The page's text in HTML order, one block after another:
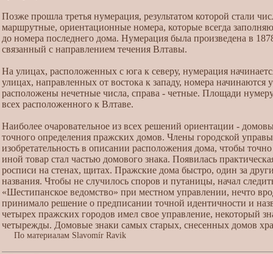
Позже прошла третья нумерация, результатом которой стали
маршрутные, ориентационные номера, которые всегда
до номера последнего дома. Нумерация была произведена в
связанный с направлением течения Влтавы.
На улицах, расположенных с юга к северу, нумерация
улицах, направленных от востока к западу, номера начинаются
расположены нечетные числа, справа - четные. Площади
всех расположенного к Влтаве.
Наиболее очаровательное из всех решений ориентации -
точного определения пражских домов. Члены городской
изобретательность в описании расположения дома, чтобы
иной товар стал частью домового знака. Появилась
росписи на стенах, щитах. Пражские дома быстро, один за
названия. Чтобы не случилось споров и путаницы, начал
«Шестипанское ведомство» при местном управлении, нечто
принимало решение о предписании точной идентичности и
четырех пражских городов имел свое управление, некоторый
четырежды. Домовые знаки самых старых, снесенных домов
По материалам Slavomír Ravik